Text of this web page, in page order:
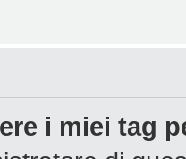
i miei tag